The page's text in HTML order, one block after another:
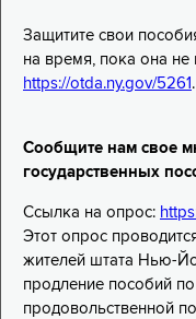
Защитите свои
на время, пока она не
https://otda.ny.gov/5261 .
Сообщите нам свое
государственных
Ссылка на опрос:
Этот опрос
жителей штата Нью-
продление пособий
продовольственной